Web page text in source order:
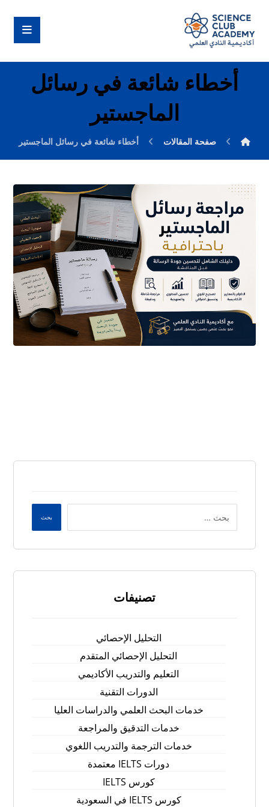
أخطاء شائعة في رسائل
الماجستير
صفحة المقالات أخطاء شائعة في رسائل الماجستير
بحث
تصنيفات
التحليل الإحصائي
التحليل الإحصائي المتقدم
التعليم والتدريب الأكاديمي
الدورات التقنية
خدمات البحث العلمي والدراسات العليا
خدمات التدقيق والمراجعة
خدمات الترجمة والتدريب اللغوي
دورات IELTS معتمدة
كورس IELTS
كورس IELTS في السعودية